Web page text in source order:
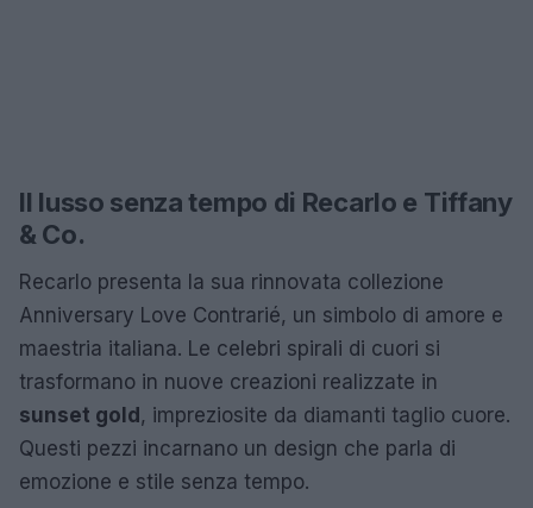
Il lusso senza tempo di Recarlo e Tiffany
& Co.
Recarlo presenta la sua rinnovata collezione
Anniversary Love Contrarié, un simbolo di amore e
maestria italiana. Le celebri spirali di cuori si
trasformano in nuove creazioni realizzate in
sunset gold, impreziosite da diamanti taglio cuore.
Questi pezzi incarnano un design che parla di
emozione e stile senza tempo.